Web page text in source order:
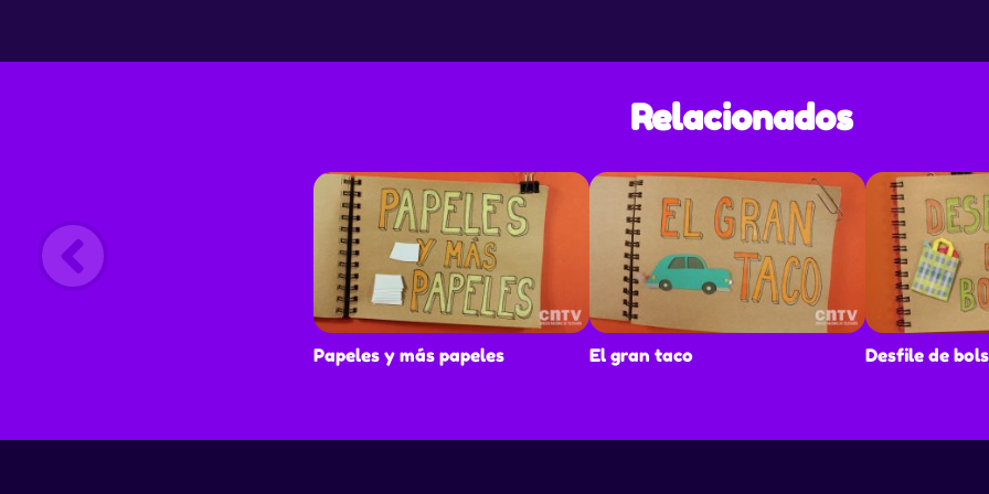
Relacionados
Papeles y más papeles El gran taco Desfile de